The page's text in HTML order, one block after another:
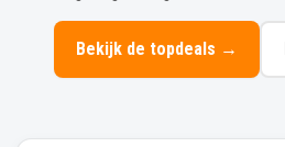
Bekijk de topdeals →